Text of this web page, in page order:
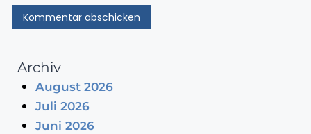
Archiv
August 2026
Juli 2026
Juni 2026